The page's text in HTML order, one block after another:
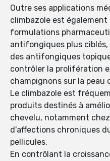
Outre ses applications
climbazole est
formulations
antifongiques plus
des antifongiques
contrôler la prolifération
champignons sur la peau
Le climbazole est
produits destinés à
chevelu, notamment
d'affections chroniques
pellicules.
En contrôlant la